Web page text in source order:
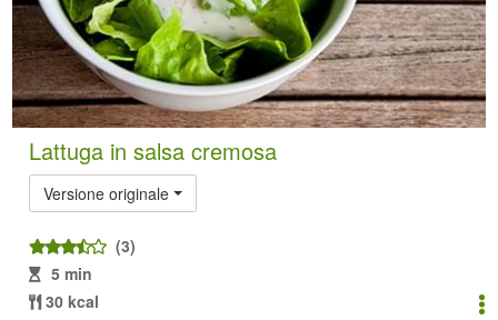
Lattuga in salsa cremosa
Versione originale
(3)
5 min
30 kcal